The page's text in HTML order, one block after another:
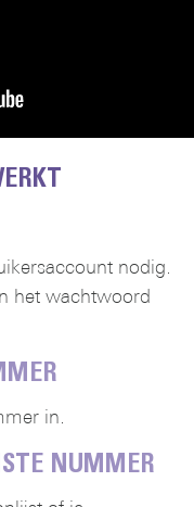
nodig.
het wachtwoord
in.
NUMMER